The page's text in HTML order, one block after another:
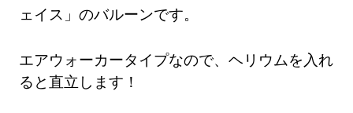
ェイス」のバルーンです。
エアウォーカータイプなので、ヘリウムを入れ
ると直立します！